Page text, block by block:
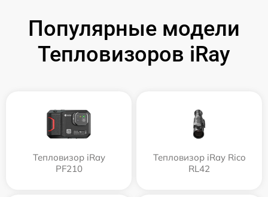
Популярные модели
Тепловизоров iRay
Тепловизор iRay
PF210
Тепловизор iRay Rico
RL42